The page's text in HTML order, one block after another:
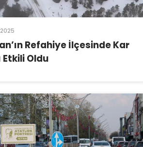
Refahiye İlçesinde Kar
Etkili Oldu